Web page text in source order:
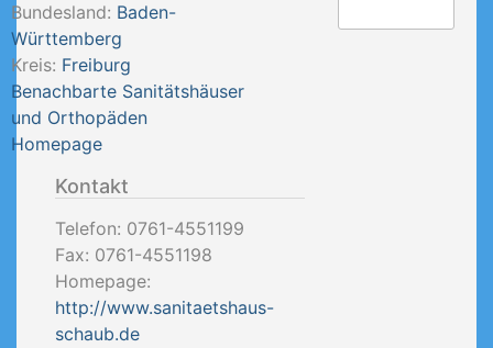
Bundesland: Baden-
Württemberg
Kreis: Freiburg
Benachbarte Sanitätshäuser
und Orthopäden
Homepage
Kontakt
Telefon: 0761-4551199
Fax: 0761-4551198
Homepage:
http://www.sanitaetshaus-
schaub.de